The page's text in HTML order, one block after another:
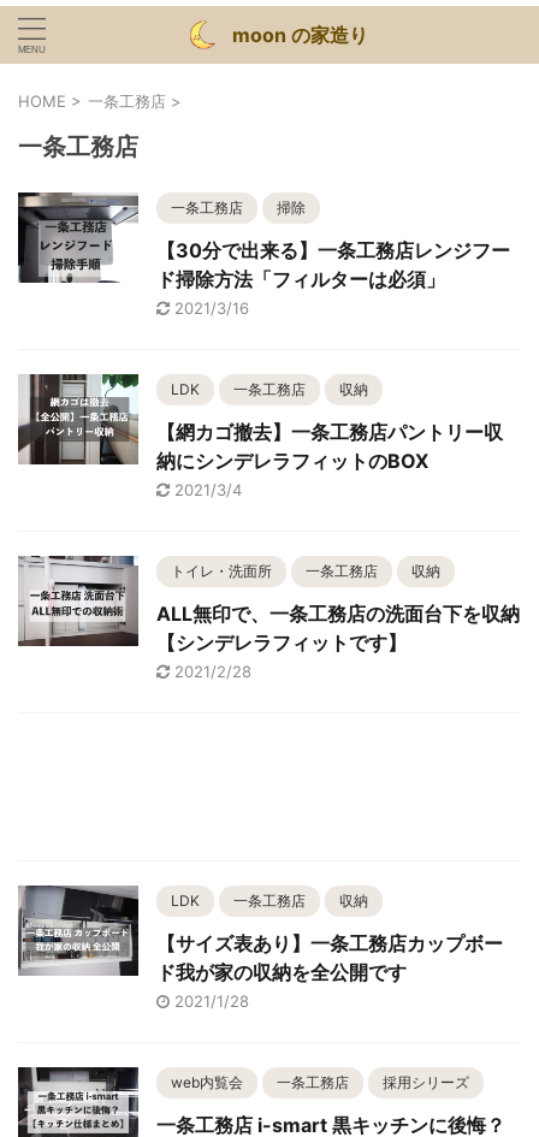
moon の家造り
HOME > 一条工務店 >
一条工務店
一条工務店 掃除
【30分で出来る】一条工務店レンジフー
ド掃除方法「フィルターは必須」
2021/3/16
LDK 一条工務店 収納
【網カゴ撤去】一条工務店パントリー収
納にシンデレラフィットのBOX
2021/3/4
トイレ・洗面所 一条工務店 収納
ALL無印で、一条工務店の洗面台下を収納
【シンデレラフィットです】
2021/2/28
LDK 一条工務店 収納
【サイズ表あり】一条工務店カップボー
ド我が家の収納を全公開です
2021/1/28
web内覧会 一条工務店 採用シリーズ
一条工務店 i-smart 黒キッチンに後悔？